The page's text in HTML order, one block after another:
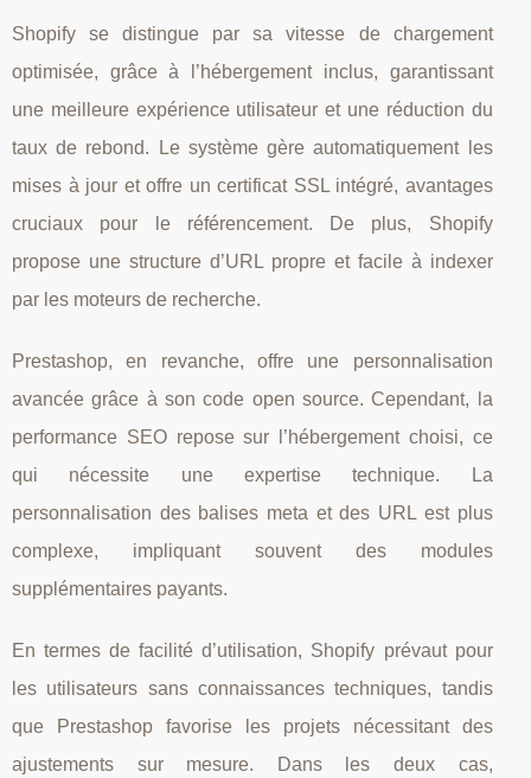
Shopify se distingue par sa vitesse de chargement
optimisée, grâce à l’hébergement inclus, garantissant
une meilleure expérience utilisateur et une réduction du
taux de rebond. Le système gère automatiquement les
mises à jour et offre un certificat SSL intégré, avantages
cruciaux pour le référencement. De plus, Shopify
propose une structure d’URL propre et facile à indexer
par les moteurs de recherche.
Prestashop, en revanche, offre une personnalisation
avancée grâce à son code open source. Cependant, la
performance SEO repose sur l’hébergement choisi, ce
qui nécessite une expertise technique. La
personnalisation des balises meta et des URL est plus
complexe, impliquant souvent des modules
supplémentaires payants.
En termes de facilité d’utilisation, Shopify prévaut pour
les utilisateurs sans connaissances techniques, tandis
que Prestashop favorise les projets nécessitant des
ajustements sur mesure. Dans les deux cas,